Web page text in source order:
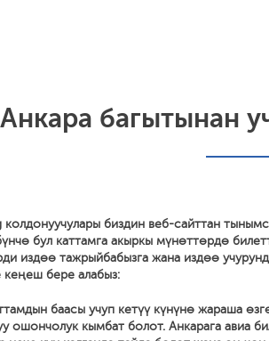
багытынан
колдонуучулары биздин веб-сайттан
бул каттамга акыркы мүнөттөрдө
издөө тажрыйбабызга жана издөө
кеңеш бере алабыз:
баасы учуп кетүү күнүнө жараша
ошончолук кымбат болот. Анкарага авиа